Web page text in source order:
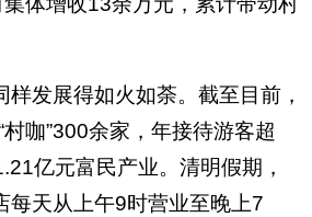
样发展得如火如荼。截至目前，
咖”300余家，年接待游客超
亿元富民产业。清明假期，
每天从上午9时营业至晚上7